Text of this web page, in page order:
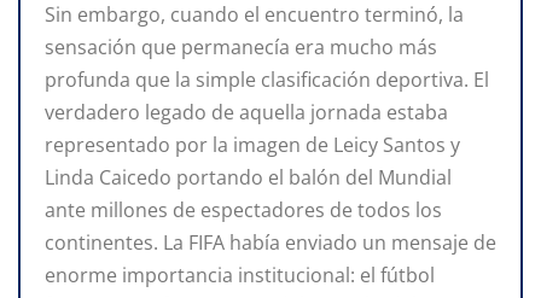
Sin embargo, cuando el encuentro terminó, la
sensación que permanecía era mucho más
profunda que la simple clasificación deportiva. El
verdadero legado de aquella jornada estaba
representado por la imagen de Leicy Santos y
Linda Caicedo portando el balón del Mundial
ante millones de espectadores de todos los
continentes. La FIFA había enviado un mensaje de
enorme importancia institucional: el fútbol